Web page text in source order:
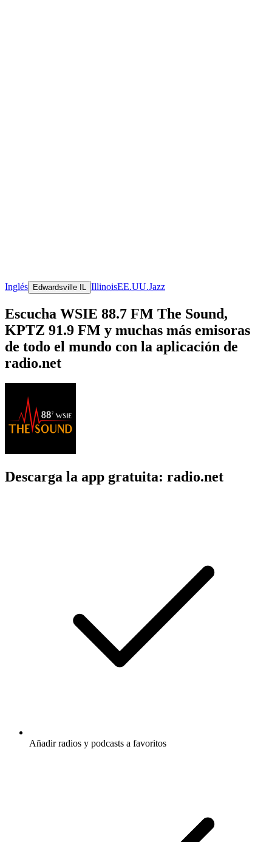
Inglés Edwardsville IL IllinoisEE.UU.Jazz
Escucha WSIE 88.7 FM The Sound,
KPTZ 91.9 FM y muchas más emisoras
de todo el mundo con la aplicación de
radio.net
Descarga la app gratuita: radio.net
Añadir radios y podcasts a favoritos